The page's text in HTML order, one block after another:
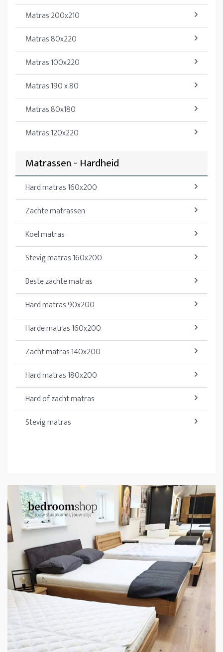
Matras 200x210
Matras 80x220
Matras 100x220
Matras 190 x 80
Matras 80x180
Matras 120x220
Matrassen - Hardheid
Hard matras 160x200
Zachte matrassen
Koel matras
Stevig matras 160x200
Beste zachte matras
Hard matras 90x200
Harde matras 160x200
Zacht matras 140x200
Hard matras 180x200
Hard of zacht matras
Stevig matras